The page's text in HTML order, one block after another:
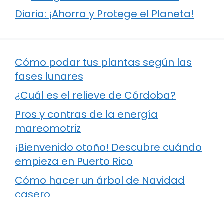
Diaria: ¡Ahorra y Protege el Planeta!
Cómo podar tus plantas según las
fases lunares
¿Cuál es el relieve de Córdoba?
Pros y contras de la energía
mareomotriz
¡Bienvenido otoño! Descubre cuándo
empieza en Puerto Rico
Cómo hacer un árbol de Navidad
casero